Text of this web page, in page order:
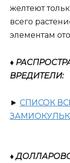
желтеют
всего
элементам
♦
ВРЕДИТЕЛИ:
► СПИСОК
♦